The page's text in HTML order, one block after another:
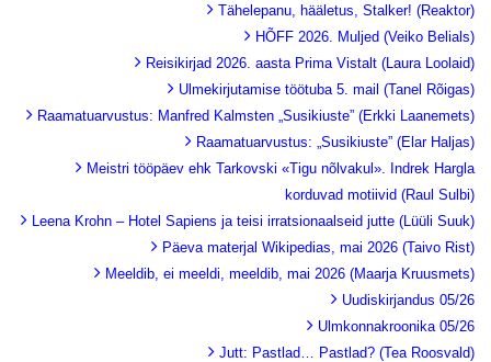
Tähelepanu, hääletus, Stalker! (Reaktor)
HÕFF 2026. Muljed (Veiko Belials)
Reisikirjad 2026. aasta Prima Vistalt (Laura Loolaid)
Ulmekirjutamise töötuba 5. mail (Tanel Rõigas)
Raamatuarvustus: Manfred Kalmsten „Susikiuste” (Erkki Laanemets)
Raamatuarvustus: „Susikiuste” (Elar Haljas)
Meistri tööpäev ehk Tarkovski «Tigu nõlvakul». Indrek Hargla
korduvad motiivid (Raul Sulbi)
Leena Krohn – Hotel Sapiens ja teisi irratsionaalseid jutte (Lüüli Suuk)
Päeva materjal Wikipedias, mai 2026 (Taivo Rist)
Meeldib, ei meeldi, meeldib, mai 2026 (Maarja Kruusmets)
Uudiskirjandus 05/26
Ulmkonnakroonika 05/26
Jutt: Pastlad… Pastlad? (Tea Roosvald)